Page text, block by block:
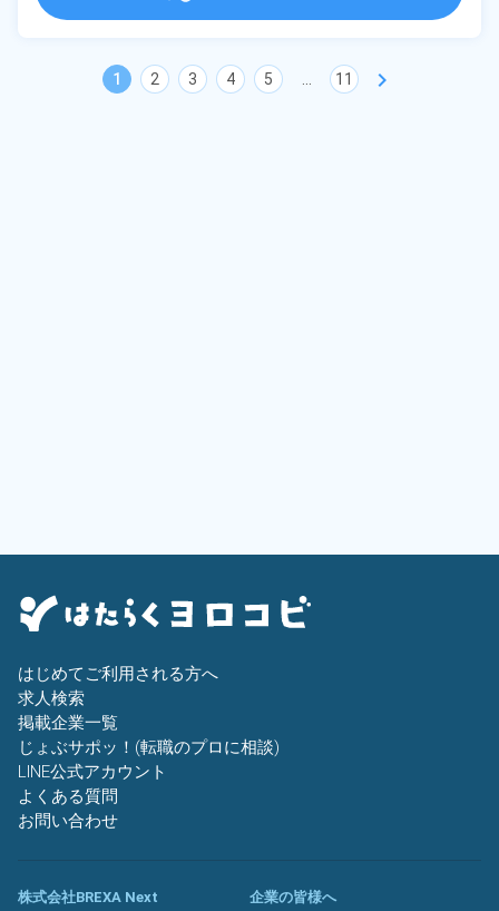
1 2 3 4 5 11 chevron_right
はじめてご利用される方へ
求人検索
掲載企業一覧
じょぶサポッ！(転職のプロに相談)
LINE公式アカウント
よくある質問
お問い合わせ
株式会社BREXA Next
企業の皆様へ